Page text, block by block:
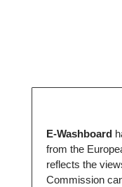
E-Washboard
from the
reflects the
Commission